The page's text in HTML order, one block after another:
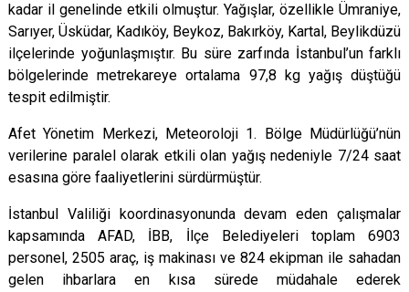
kadar il genelinde etkili olmuştur. Yağışlar, özellikle Ümraniye,
Sarıyer, Üsküdar, Kadıköy, Beykoz, Bakırköy, Kartal, Beylikdüzü
ilçelerinde yoğunlaşmıştır. Bu süre zarfında İstanbul’un farklı
bölgelerinde metrekareye ortalama 97,8 kg yağış düştüğü
tespit edilmiştir.
Afet Yönetim Merkezi, Meteoroloji 1. Bölge Müdürlüğü’nün
verilerine paralel olarak etkili olan yağış nedeniyle 7/24 saat
esasına göre faaliyetlerini sürdürmüştür.
İstanbul Valiliği koordinasyonunda devam eden çalışmalar
kapsamında AFAD, İBB, İlçe Belediyeleri toplam 6903
personel, 2505 araç, iş makinası ve 824 ekipman ile sahadan
gelen ihbarlara en kısa sürede müdahale ederek